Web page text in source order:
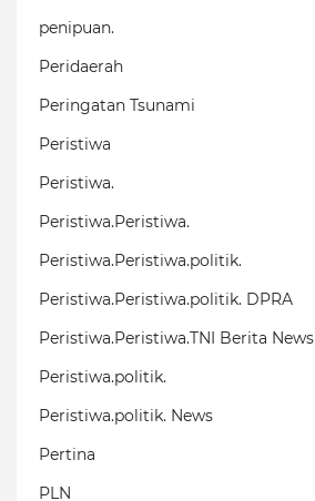
penipuan.
Peridaerah
Peringatan Tsunami
Peristiwa
Peristiwa.
Peristiwa.Peristiwa.
Peristiwa.Peristiwa.politik.
Peristiwa.Peristiwa.politik. DPRA
Peristiwa.Peristiwa.TNI Berita News
Peristiwa.politik.
Peristiwa.politik. News
Pertina
PLN